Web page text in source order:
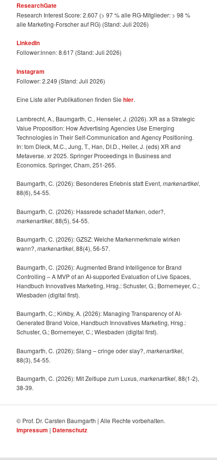
ResearchGate
Research Interest Score: 2.607 (> 97 % alle RG-Mitglieder: > 98 %
alle Marketing-Forscher auf RG) (Stand: Juli 2026)
LinkedIn
Follower:innen: 8.617 (Stand: Juli 2026)
Instagram
Follower: 2.249 (Stand: Juli 2026)
Eine Liste aller Publikationen finden Siehier.
Lambrecht, A., Baumgarth, C., Henseler, J. (2026). XR as a Strategic
Value Proposition: How Advertising Agencies Use Emerging
Technologies in Their Self-Communication and Agency Positioning.
In: tom Dieck, M.C., Jung, T., Han, DI.D., Heller, J. (eds) XR and
Metaverse. xr 2025. Springer Proceedings in Business and
Economics. Springer, Cham, 251-265.
Baumgarth, C. (2026): Besonderes Erlebnis statt Event,markenartikel,
88(6), 54-55.
Baumgarth, C. (2026): Hassrede schadet Marken, oder?,
markenartikel, 88(5), 54-55.
Baumgarth, C. (2026): GZSZ: Welche Markenmerkmale wirken
wann?,markenartikel, 88(4), 56-57.
Baumgarth, C. (2026): Augmented Brand Intelligence for Brand
Controlling – A MVP of an AI-supported Evaluation of Live Spaces,
Handbuch Innovatives Marketing, Hrsg.: Schuster, G.; Bornemeyer, C.;
Wiesbaden (digital first).
Baumgarth, C.; Kirkby, A. (2026): Managing Transparency of AI-
Generated Brand Voice, Handbuch Innovatives Marketing, Hrsg.:
Schuster, G.; Bornemeyer, C.; Wiesbaden (digital first).
Baumgarth, C. (2026): Slang – cringe oder slay?,markenartikel,
88(3), 54-55.
Baumgarth, C. (2026): Mit Zeitlupe zum Luxus,markenartikel, 88(1-2),
38-39.
© Prof. Dr. Carsten Baumgarth | Alle Rechte vorbehalten.
Impressum | Datenschutz